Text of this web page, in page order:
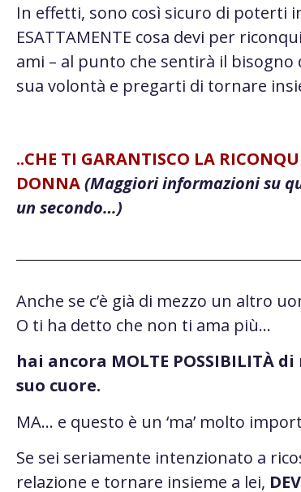
In effetti, sono così sicuro di poterti
ESATTAMENTE cosa devi per
ami – al punto che sentirà il
sua volontà e pregarti di tornare
..CHE TI GARANTISCO LA
DONNA(Maggiori informazioni su
un secondo…)
Anche se c’è già di mezzo un altro
O ti ha detto che non ti ama più…
hai ancora MOLTE POSSIBILITÀ
suo cuore.
MA… e questo è un ‘ma’ molto
Se sei seriamente intenzionato a
relazione e tornare insieme a lei,